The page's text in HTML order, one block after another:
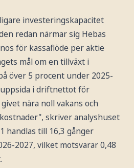
investeringskapacitet
redan närmar sig Hebas
för kassaflöde per aktie
mål om en tillväxt i
över 5 procent under 2025-
uppsida i driftnettot för
nära noll vakans och
skriver analyshuset
handlas till 16,3 gånger
2027, vilket motsvarar 0,48